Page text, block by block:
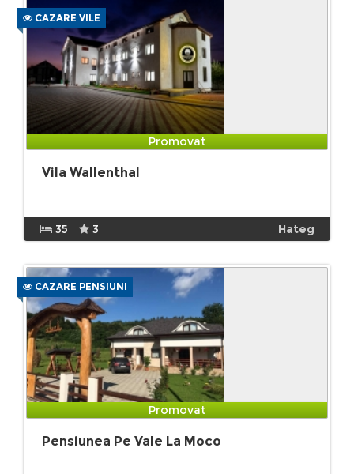
CAZARE VILE
Promovat
Vila Wallenthal
35 3 Hateg
CAZARE PENSIUNI
Promovat
Pensiunea Pe Vale La Moco